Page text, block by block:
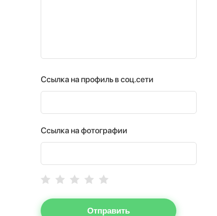
Ссылка на профиль в соц.сети
Ссылка на фотографии
Отправить